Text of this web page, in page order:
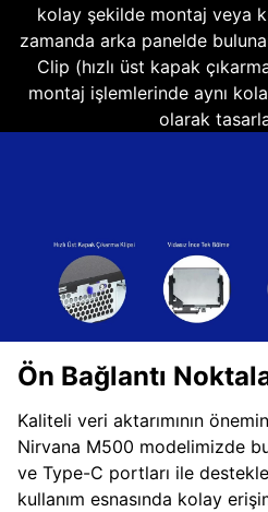
kolay şekilde montaj veya
zamanda arka panelde
Clip (hızlı üst kapak
montaj işlemlerinde aynı
olarak
Ön Bağlantı
Kaliteli veri aktarımının
Nirvana M500 modelimizde
ve Type-C portları ile
kullanım esnasında kolay